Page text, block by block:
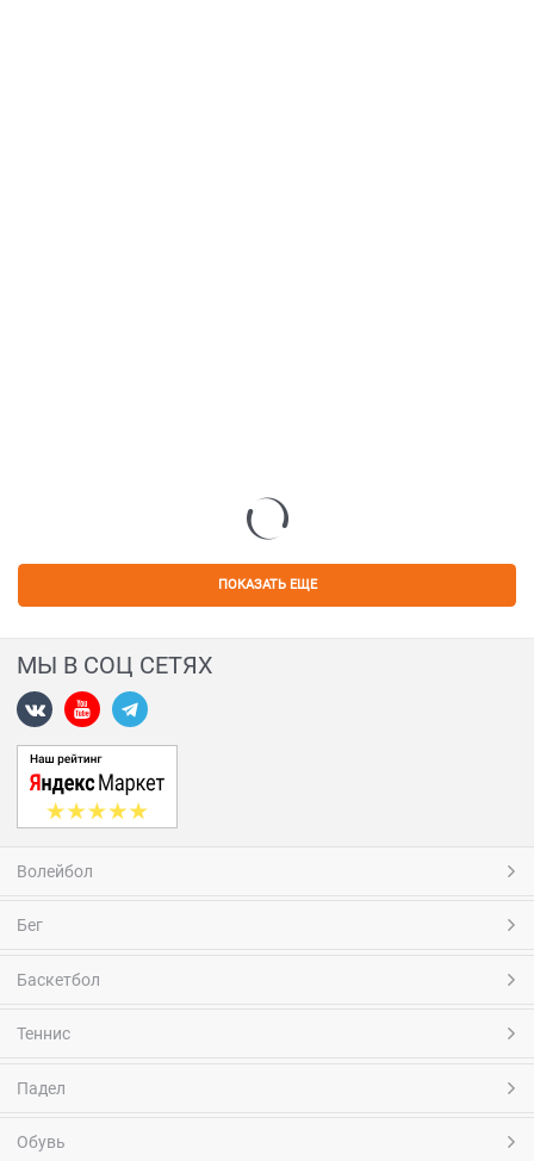
ПОКАЗАТЬ ЕЩЕ
МЫ В СОЦ СЕТЯХ
Волейбол
Бег
Баскетбол
Теннис
Падел
Обувь